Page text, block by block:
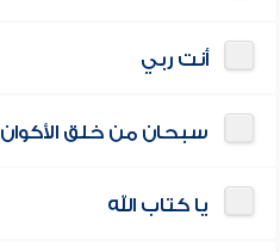
أنت ربي
سبحان من خلق الأكوان
يا كتاب الله